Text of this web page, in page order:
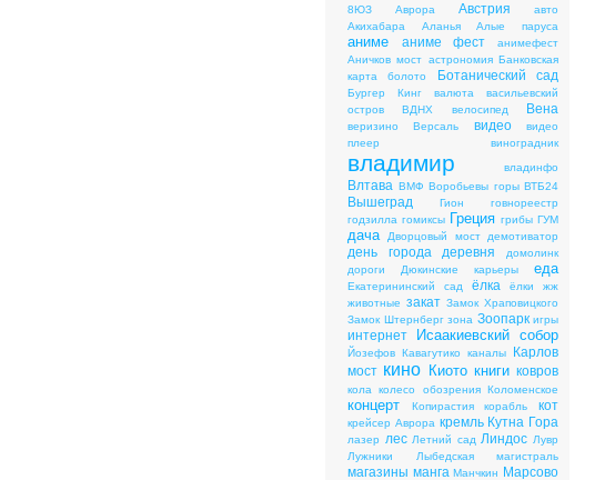
8ЮЗ Аврора Австрия
авто
Акихабара
Аланья Алые паруса
аниме аниме фест
анимефест
Аничков мост астрономия Банковская
карта
болото Ботанический сад
Бургер Кинг валюта
васильевский
остров
ВДНХ велосипед Вена
веризино Версаль видео
видео
плеер
виноградник
владимир владинфо
Влтава ВМФ Воробьевы горы ВТБ24
Вышеград Гион
говнореестр
годзилла гомиксы Греция грибы ГУМ
дача Дворцовый мост демотиватор
день города деревня
домолинк
дороги
Дюкинские карьеры еда
Екатерининский сад ёлка ёлки
жж
животные закат Замок Храповицкого
Замок Штернберг зона Зоопарк игры
интернет Исаакиевский собор
Йозефов Кавагутико каналы
Карлов
мост кино Киото книги ковров
кола колесо обозрения Коломенское
концерт Копирастия корабль кот
крейсер Аврора кремль Кутна Гора
лазер лес Летний сад Линдос Лувр
Лужники
Лыбедская магистраль
магазины манга Манчкин Марсово